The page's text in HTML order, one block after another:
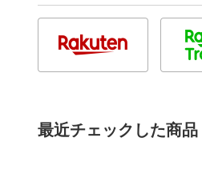
最近チェックした商品